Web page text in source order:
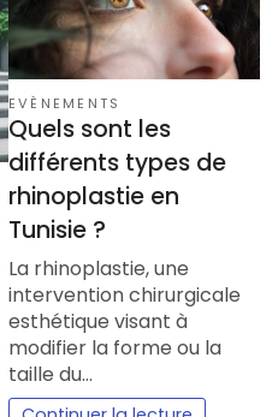
EVÈNEMENTS
Quels sont les
différents types de
rhinoplastie en
Tunisie ?
La rhinoplastie, une
intervention chirurgicale
esthétique visant à
modifier la forme ou la
taille du…